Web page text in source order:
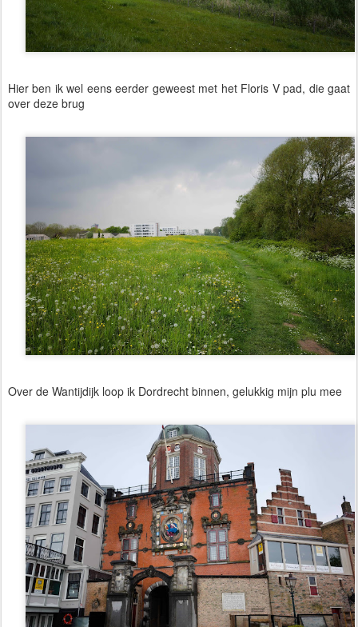
Hier ben ik wel eens eerder geweest met het Floris V pad, die gaat
over deze brug
Over de Wantijdijk loop ik Dordrecht binnen, gelukkig mijn plu mee